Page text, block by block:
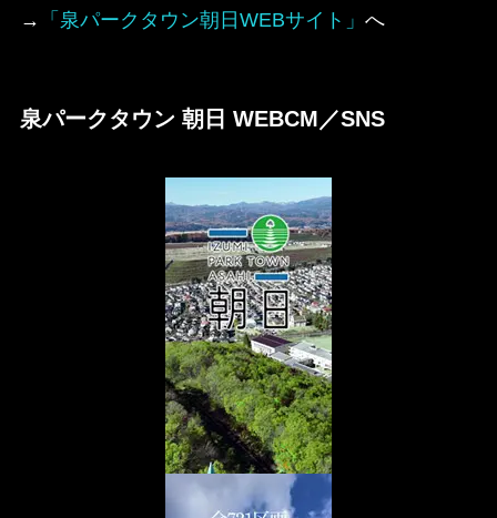
→ 「泉パークタウン朝日WEBサイト」 へ
泉パークタウン 朝日 WEBCM／SNS